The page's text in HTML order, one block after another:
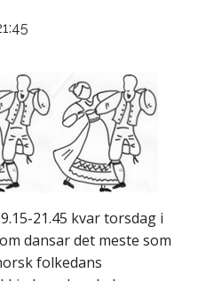
21.45 kvar torsdag i
dansar det meste som
folkedans